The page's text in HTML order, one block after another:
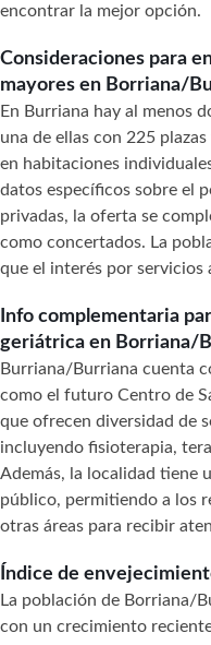
encontrar la mejor opción.
Consideraciones para
mayores en Borriana/
En Burriana hay al menos
una de ellas con 225
en habitaciones
datos específicos sobre el
privadas, la oferta se
como concertados. La
que el interés por servicios
Info complementaria
geriátrica en Borriana/
Burriana/Burriana cuenta
como el futuro Centro de
que ofrecen diversidad de
incluyendo fisioterapia,
Además, la localidad tiene
público, permitiendo a los
otras áreas para recibir
Índice de
La población de Borriana/
con un crecimiento